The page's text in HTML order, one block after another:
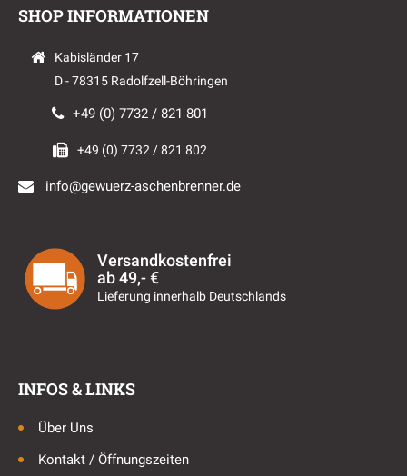
SHOP INFORMATIONEN
Kabisländer 17
D - 78315 Radolfzell-Böhringen
+49 (0) 7732 / 821 801
+49 (0) 7732 / 821 802
info@gewuerz-aschenbrenner.de
Versandkostenfrei
ab 49,- €
Lieferung innerhalb Deutschlands
INFOS & LINKS
Über Uns
Kontakt / Öffnungszeiten